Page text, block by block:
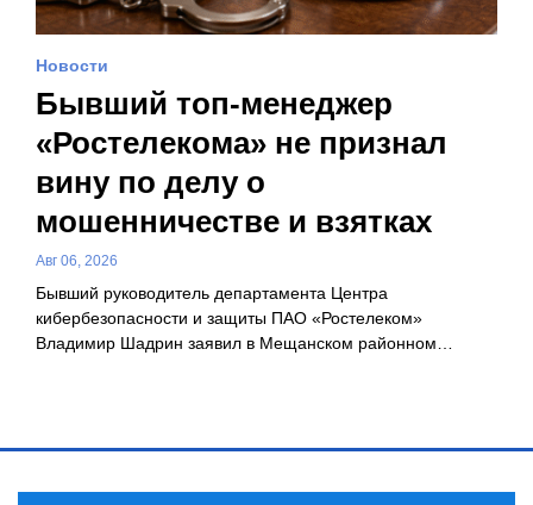
Новости
Бывший топ-менеджер
«Ростелекома» не признал
вину по делу о
мошенничестве и взятках
Авг 06, 2026
Бывший руководитель департамента Центра
кибербезопасности и защиты ПАО «Ростелеком»
Владимир Шадрин заявил в Мещанском районном…